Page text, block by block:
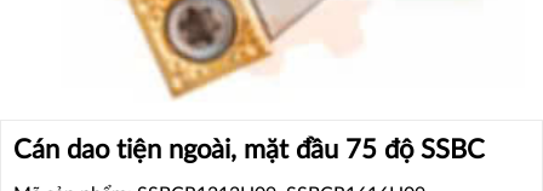
Cán dao tiện ngoài, mặt đầu 75 độ SSBC